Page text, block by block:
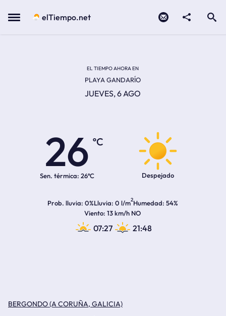
Menu elTiempo.net
EL TIEMPO AHORA EN
PLAYA GANDARÍO
JUEVES, 6 AGO
26
ºC
Sen. térmica: 26ºC Despejado
Prob. lluvia 0%Lluvia 0 l/m2Humedad 54%
Viento 13 km/h NO
07:27 21:48
BERGONDO (A CORUÑA, GALICIA)